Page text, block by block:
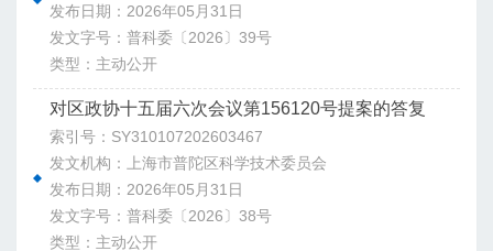
发布日期：2026年05月31日
发文字号：普科委〔2026〕39号
类型：主动公开
对区政协十五届六次会议第156120号提案的答复
索引号：SY310107202603467
发文机构：上海市普陀区科学技术委员会
发布日期：2026年05月31日
发文字号：普科委〔2026〕38号
类型：主动公开